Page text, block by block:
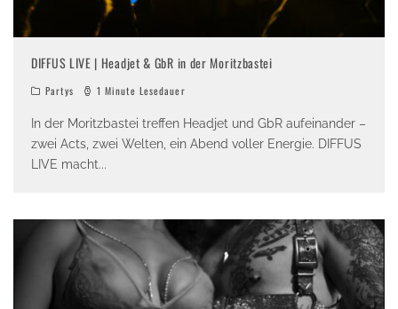
DIFFUS LIVE | Headjet & GbR in der Moritzbastei
Partys 1 Minute Lesedauer
In der Moritzbastei treffen Headjet und GbR aufeinander –
zwei Acts, zwei Welten, ein Abend voller Energie. DIFFUS
LIVE macht...